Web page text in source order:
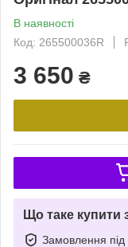
В наявності
Код: 265500036R
3 650 ₴
Що таке купити
Замовлення під